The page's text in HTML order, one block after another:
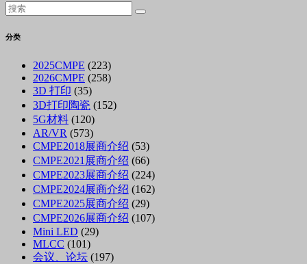
分类
2025CMPE (223)
2026CMPE (258)
3D 打印 (35)
3D打印陶瓷 (152)
5G材料 (120)
AR/VR (573)
CMPE2018展商介绍 (53)
CMPE2021展商介绍 (66)
CMPE2023展商介绍 (224)
CMPE2024展商介绍 (162)
CMPE2025展商介绍 (29)
CMPE2026展商介绍 (107)
Mini LED (29)
MLCC (101)
会议、论坛 (197)